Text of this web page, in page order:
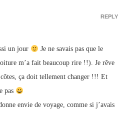
un jour
Je ne savais pas que le
m’a fait beaucoup rire !!). Je rêve
ça doit tellement changer !!! Et
pas
envie de voyage, comme si j’avais
REPLY